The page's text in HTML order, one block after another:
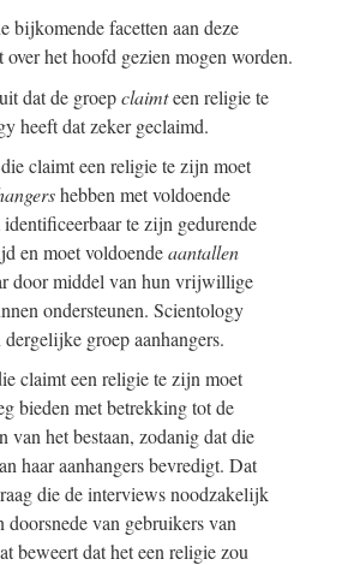
bijkomende facetten aan deze
het hoofd gezien mogen worden.
dat de groepclaimteen religie te
heeft dat zeker geclaimd.
claimt een religie te zijn moet
hebben met voldoende
te zijn gedurende
en moet voldoendeaantallen
door middel van hun vrijwillige
ondersteunen. Scientology
dergelijke groep aanhangers.
claimt een religie te zijn moet
bieden met betrekking tot de
van het bestaan, zodanig dat die
haar aanhangers bevredigt. Dat
die de interviews noodzakelijk
doorsnede van gebruikers van
beweert dat het een religie zou